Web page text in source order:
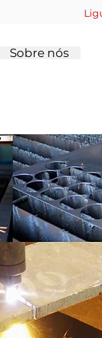
Sobre nós